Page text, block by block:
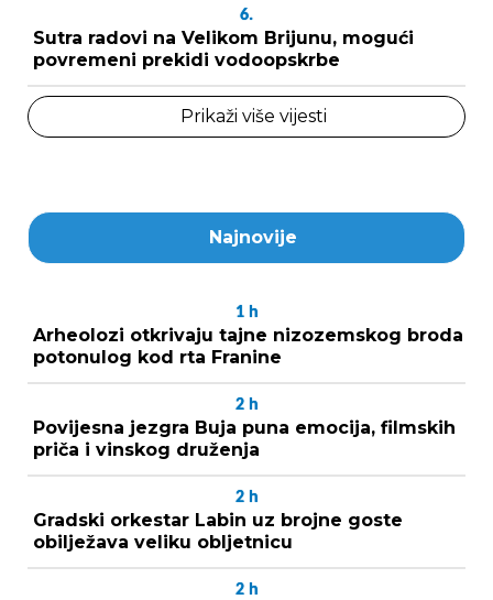
6.
Sutra radovi na Velikom Brijunu, mogući
povremeni prekidi vodoopskrbe
Prikaži više vijesti
Najnovije
1 h
Arheolozi otkrivaju tajne nizozemskog broda
potonulog kod rta Franine
2 h
Povijesna jezgra Buja puna emocija, filmskih
priča i vinskog druženja
2 h
Gradski orkestar Labin uz brojne goste
obilježava veliku obljetnicu
2 h